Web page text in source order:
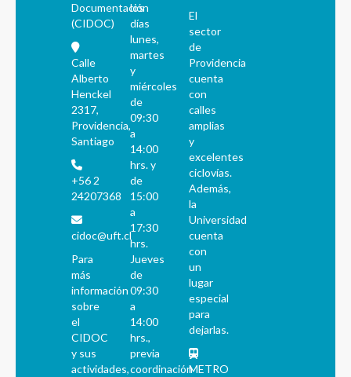
Documentación
(CIDOC)
Calle
Alberto
Henckel
2317,
Providencia,
Santiago
+56 2
24207368
cidoc@uft.cl
Para
más
información
sobre
el
CIDOC
y sus
actividades,
los
días
lunes,
martes
y
miércoles
de
09:30
a
14:00
hrs. y
de
15:00
a
17:30
hrs.
Jueves
de
09:30
a
14:00
hrs.,
previa
coordinación
El
sector
de
Providencia
cuenta
con
calles
amplias
y
excelentes
ciclovías.
Además,
la
Universidad
cuenta
con
un
lugar
especial
para
dejarlas.
METRO